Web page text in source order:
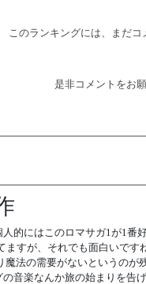
このランキングには、まだコ
是非コメントをお願
的にはこのロマサガ1が1
すが、それでも面白いで
法の需要がないというの
音楽なんか旅の始まりを告